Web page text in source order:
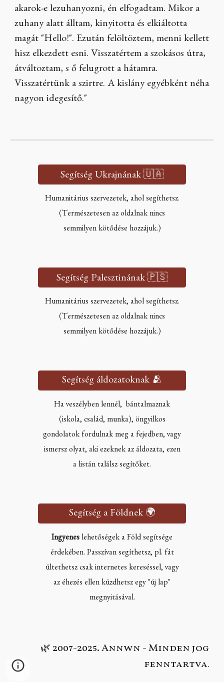
akarok-e lezuhanyozni, én elfogadtam. Mikor a
zuhany alatt álltam, kinyitotta és elkiáltotta
magát "Hello!". Ezután felöltöztem, menni kellett
hisz elkezdett esni. Visszatértem a szokásos útra,
átváltoztam, s ő felugrott a hátamra.
Visszatértünk a szirtre. A kislány egyébként néha
nagyon idegesítő."
Segítség Ukrajnának 🇺🇦
Humanitárius szervezetek, ahol segíthetsz.
(Természetesen az oldalnak nincs
semmilyen kötődése hozzájuk.)
Segítség Palesztinának 🇵🇸
Humanitárius szervezetek, ahol segíthetsz.
(Természetesen az oldalnak nincs
semmilyen kötődése hozzájuk.)
Segítség áldozatoknak 🫂
Ha veszélyben lennél, bántalmaznak
(iskola, család, munka), öngyilkos
gondolatok fordulnak meg a fejedben, vagy
ismersz olyat, aki ezeknek az áldozata, ezen
a listán találsz segítőket.
Segítség a Földnek 🌍
Ingyenes lehetőségek a Föld segítsége
érdekében. Passzívan segíthetsz, pl. fát
ültethetsz csak internetes kereséssel, vagy
az éhezés ellen küzdhetsz egy "új lap"
megnyitásával.
🌿 2007-2025. Annwn - Minden jog
fenntartva.